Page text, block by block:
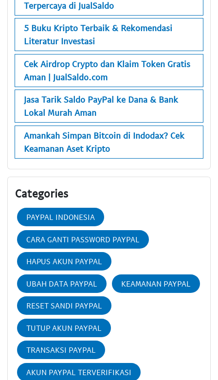
Terpercaya di JualSaldo
5 Buku Kripto Terbaik & Rekomendasi
Literatur Investasi
Cek Airdrop Crypto dan Klaim Token Gratis
Aman | JualSaldo.com
Jasa Tarik Saldo PayPal ke Dana & Bank
Lokal Murah Aman
Amankah Simpan Bitcoin di Indodax? Cek
Keamanan Aset Kripto
Categories
PAYPAL INDONESIA
CARA GANTI PASSWORD PAYPAL
HAPUS AKUN PAYPAL
UBAH DATA PAYPAL KEAMANAN PAYPAL
RESET SANDI PAYPAL
TUTUP AKUN PAYPAL
TRANSAKSI PAYPAL
AKUN PAYPAL TERVERIFIKASI